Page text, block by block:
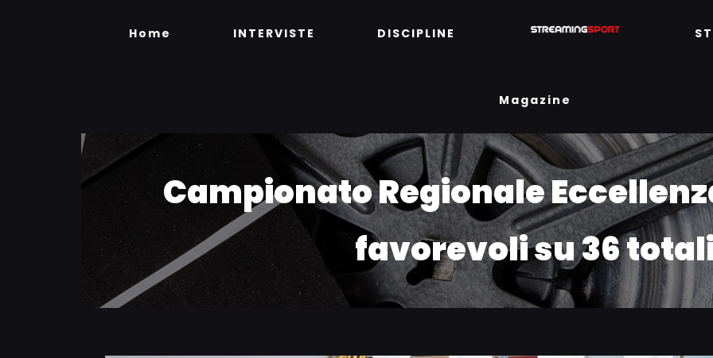
Home INTERVISTE DISCIPLINE
Magazine
Campionato Regionale
favorevoli su 36